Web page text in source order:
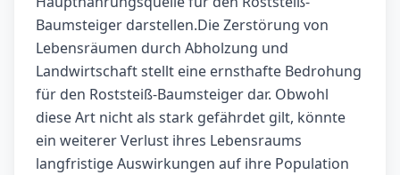
Baumsteiger darstellen.Die Zerstörung von
Lebensräumen durch Abholzung und
Landwirtschaft stellt eine ernsthafte Bedrohung
für den Roststeiß-Baumsteiger dar. Obwohl
diese Art nicht als stark gefährdet gilt, könnte
ein weiterer Verlust ihres Lebensraums
langfristige Auswirkungen auf ihre Population